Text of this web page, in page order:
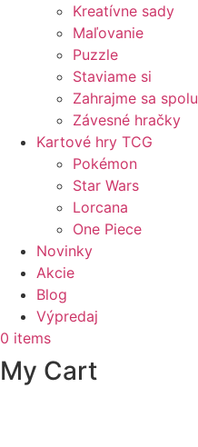
Kreatívne sady
Maľovanie
Puzzle
Staviame si
Zahrajme sa spolu
Závesné hračky
Kartové hry TCG
Pokémon
Star Wars
Lorcana
One Piece
Novinky
Akcie
Blog
Výpredaj
0 items
My Cart